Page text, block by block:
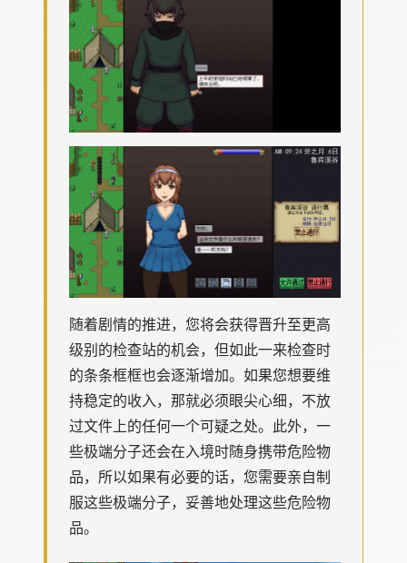
随着剧情的推进，您将会获得晋升至更高
级别的检查站的机会，但如此一来检查时
的条条框框也会逐渐增加。如果您想要维
持稳定的收入，那就必须眼尖心细，不放
过文件上的任何一个可疑之处。此外，一
些极端分子还会在入境时随身携带危险物
品，所以如果有必要的话，您需要亲自制
服这些极端分子，妥善地处理这些危险物
品。